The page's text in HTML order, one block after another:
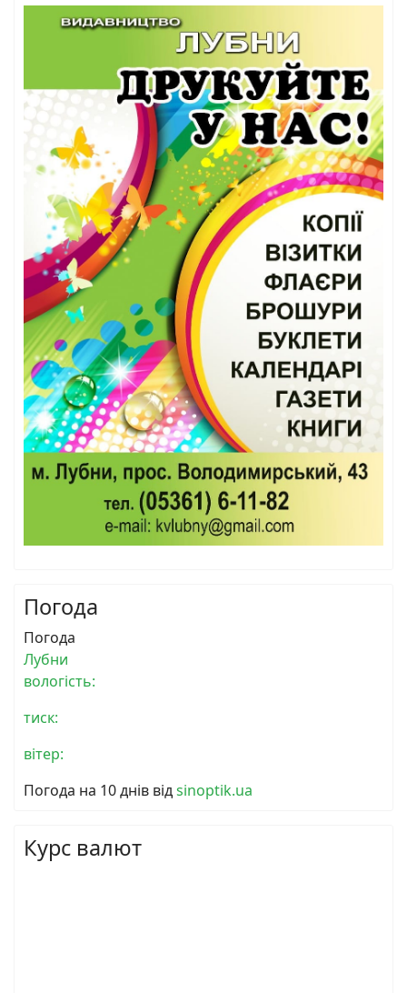
Погода
Погода
Лубни
вологість:
тиск:
вітер:
Погода на 10 днів відsinoptik.ua
Курс валют